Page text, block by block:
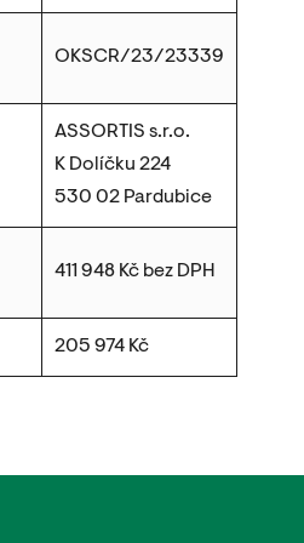
OKSCR/23/23339
ASSORTIS s.r.o.
K Dolíčku 224
530 02 Pardubice
411 948 Kč bez DPH
205 974 Kč